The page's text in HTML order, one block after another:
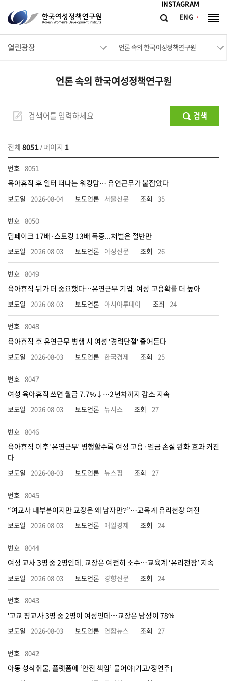
INSTAGRAM
ENG
한
국
여
구
원
Korean
Women's
Development
Institute
검
체
열린광장 언론 속의 한국여성정책연구원
언론 속의 한국여성정책연구원
검색
전체 8051 / 페이지 1
8051
육아휴직 후 일터 떠나는 워킹맘… 유연근무가 붙잡았다
2026-08-04 서울신문 35
8050
딥페이크 17배·스토킹 13배 폭증...처벌은 절반만
2026-08-03 여성신문 26
8049
육아휴직 뒤가 더 중요했다…유연근무 기업, 여성 고용확률 더 높아
2026-08-03 아시아투데이 24
8048
육아휴직 후 유연근무 병행 시 여성 '경력단절' 줄어든다
2026-08-03 한국경제 25
8047
여성 육아휴직 쓰면 월급 7.7%↓…2년차까지 감소 지속
2026-08-03 뉴시스 27
8046
육아휴직 이후 '유연근무' 병행할수록 여성 고용·임금 손실 완화 효과 커진
다
2026-08-03 뉴스핌 27
8045
“여교사 대부분이지만 교장은 왜 남자만?”…교육계 유리천장 여전
2026-08-03 매일경제 24
8044
여성 교사 3명 중 2명인데, 교장은 여전히 소수…교육계 ‘유리천장’ 지속
2026-08-03 경향신문 24
8043
'고교 평교사 3명 중 2명이 여성인데…교장은 남성이 78%
2026-08-03 연합뉴스 27
8042
아동 성착취물, 플랫폼에 ‘안전 책임’ 물어야[기고/정연주]